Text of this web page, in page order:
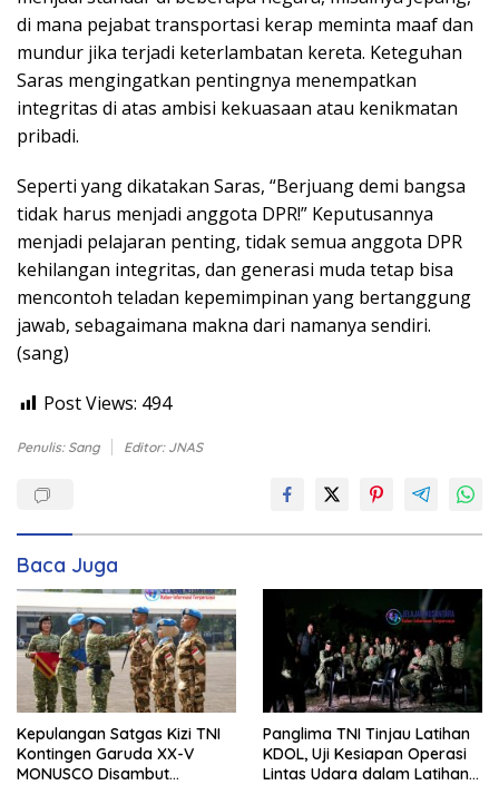
di mana pejabat transportasi kerap meminta maaf dan
mundur jika terjadi keterlambatan kereta. Keteguhan
Saras mengingatkan pentingnya menempatkan
integritas di atas ambisi kekuasaan atau kenikmatan
pribadi.
Seperti yang dikatakan Saras, “Berjuang demi bangsa
tidak harus menjadi anggota DPR!” Keputusannya
menjadi pelajaran penting, tidak semua anggota DPR
kehilangan integritas, dan generasi muda tetap bisa
mencontoh teladan kepemimpinan yang bertanggung
jawab, sebagaimana makna dari namanya sendiri.
(sang)
Post Views: 494
Penulis: Sang Editor: JNAS
Baca Juga
Kepulangan Satgas Kizi TNI
Kontingen Garuda XX-V
MONUSCO Disambut
Panglima TNI Tinjau Latihan
KDOL, Uji Kesiapan Operasi
Lintas Udara dalam Latihan